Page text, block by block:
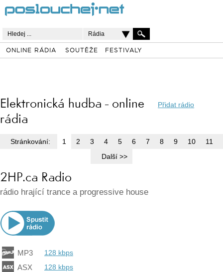
Rádia
ONLINE RÁDIA SOUTĚŽE FESTIVALY
Elektronická hudba - online
rádia
Přidat rádio
Stránkování: 1 2 3 4 5 6 7 8 9 10
11
Další >>
2HP.ca Radio
rádio hrající trance a progressive house
MP3 128 kbps
ASX 128 kbps